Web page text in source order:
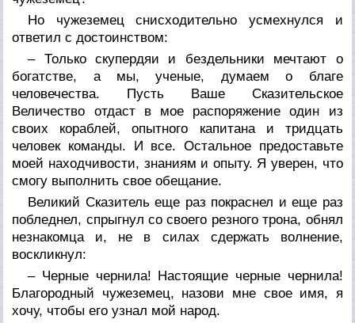
Но чужеземец снисходительно усмехнулся и
ответил с достоинством:
– Только скупердяи и бездельники мечтают о
богатстве, а мы, ученые, думаем о благе
человечества. Пусть Ваше Сказительское
Величество отдаст в мое распоряжение один из
своих кораблей, опытного капитана и тридцать
человек команды. И все. Остальное предоставьте
моей находчивости, знаниям и опыту. Я уверен, что
смогу выполнить свое обещание.
Великий Сказитель еще раз покраснел и еще раз
побледнел, спрыгнул со своего резного трона, обнял
незнакомца и, не в силах сдержать волнение,
воскликнул:
– Черные чернила! Настоящие черные чернила!
Благородный чужеземец, назови мне свое имя, я
хочу, чтобы его узнал мой народ.